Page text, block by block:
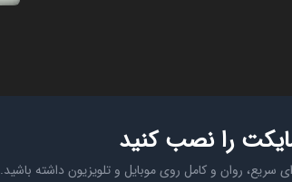
را نصب کنید
سریع، روان و کامل روی موبایل و تلویزیون داشته باشید.